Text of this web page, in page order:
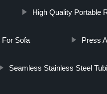
High Quality Portable
For Sofa Press
Seamless Stainless Steel